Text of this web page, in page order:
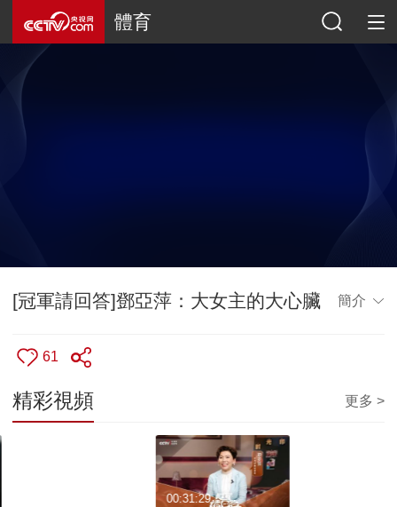
體育
[冠軍請回答]鄧亞萍：大女主的大心臟 簡介
61
精彩視頻 更多 >
00:31:29